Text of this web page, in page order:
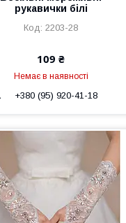
рукавички білі
2203-28
109 ₴
Немає в наявності
+380 (95) 920-41-18